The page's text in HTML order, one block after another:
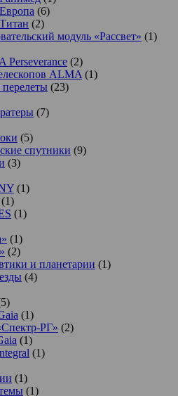
(6)
(2)
модуль «Рассвет» (1)
Perseverance (2)
ALMA (1)
(23)
(7)
(5)
спутники (9)
(3)
(1)
(1)
(1)
(1)
(2)
и планетарии (1)
(4)
(1)
РГ» (2)
(1)
(1)
(1)
(1)